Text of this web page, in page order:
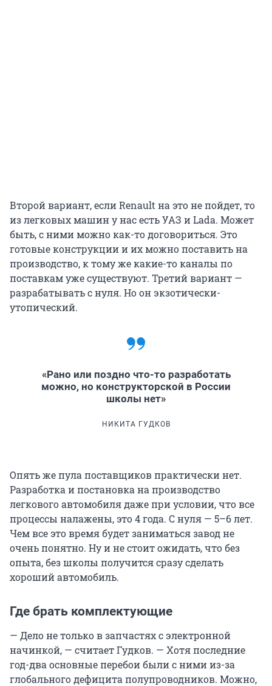
Второй вариант, если Renault на это не пойдет, то
из легковых машин у нас есть УАЗ и Lada. Может
быть, с ними можно как-то договориться. Это
готовые конструкции и их можно поставить на
производство, к тому же какие-то каналы по
поставкам уже существуют. Третий вариант —
разрабатывать с нуля. Но он экзотически-
утопический.
«Рано или поздно что-то разработать
можно, но конструкторской в России
школы нет»
НИКИТА ГУДКОВ
Опять же пула поставщиков практически нет.
Разработка и постановка на производство
легкового автомобиля даже при условии, что все
процессы налажены, это 4 года. С нуля — 5–6 лет.
Чем все это время будет заниматься завод не
очень понятно. Ну и не стоит ожидать, что без
опыта, без школы получится сразу сделать
хороший автомобиль.
Где брать комплектующие
— Дело не только в запчастях с электронной
начинкой, — считает Гудков. — Хотя последние
год-два основные перебои были с ними из-за
глобального дефицита полупроводников. Можно,